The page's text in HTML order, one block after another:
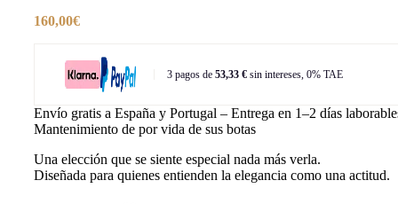
160,00€
3 pagos de 53,33 € sin intereses, 0% TAE
Envío gratis a España y Portugal – Entrega en 1–2 días
Mantenimiento de por vida de sus botas
Una elección que se siente especial nada más verla.
Diseñada para quienes entienden la elegancia como una actitud.